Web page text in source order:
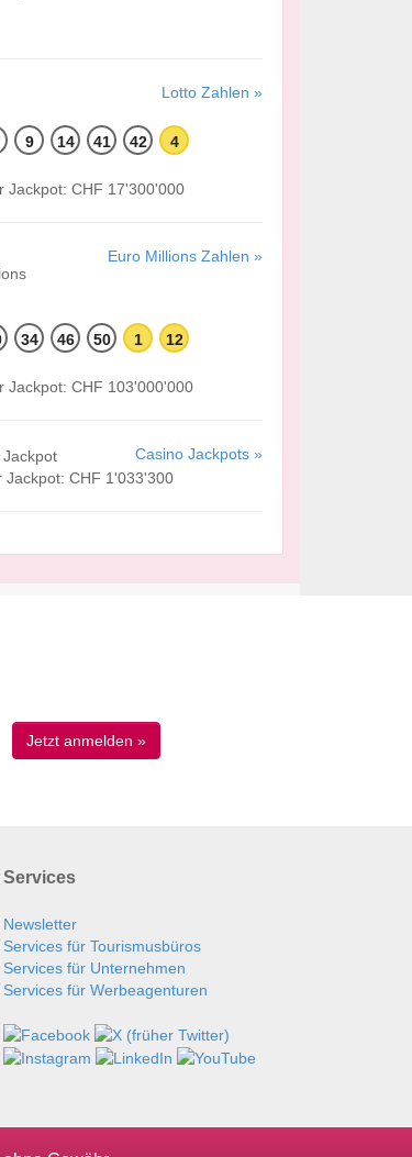
Lotto Zahlen »
9 14 41 42 4
Jackpot: CHF 17'300'000
Euro Millions Zahlen »
34 46 50 1 12
Jackpot: CHF 103'000'000
Casino Jackpots »
Jackpot: CHF 1'033'300
Services
Newsletter
Services für Tourismusbüros
Services für Unternehmen
Services für Werbeagenturen